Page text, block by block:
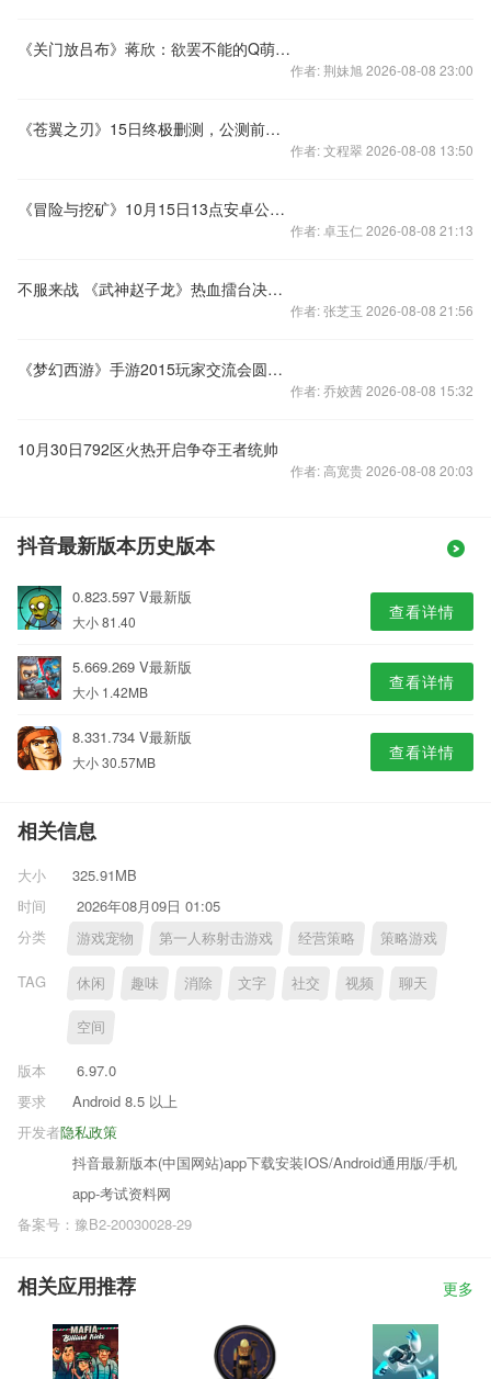
《关门放吕布》蒋欣：欲罢不能的Q萌手游
作者: 荆妹旭 2026-08-08 23:00
《苍翼之刃》15日终极删测，公测前的最后一波大福利
作者: 文程翠 2026-08-08 13:50
《冒险与挖矿》10月15日13点安卓公测20区开服公告
作者: 卓玉仁 2026-08-08 21:13
不服来战 《武神赵子龙》热血擂台决出纯爷们儿
作者: 张芝玉 2026-08-08 21:56
《梦幻西游》手游2015玩家交流会圆满结束
作者: 乔姣茜 2026-08-08 15:32
10月30日792区火热开启争夺王者统帅
作者: 高宽贵 2026-08-08 20:03
抖音最新版本历史版本
0.823.597 V最新版
大小 81.40 查看详情
5.669.269 V最新版
大小 1.42MB 查看详情
8.331.734 V最新版
大小 30.57MB 查看详情
相关信息
大小
325.91MB
时间
2026年08月09日 01:05
分类
游戏宠物 第一人称射击游戏 经营策略 策略游戏
TAG 休闲 趣味 消除 文字 社交 视频 聊天
空间
版本
6.97.0
要求
Android 8.5 以上
隐私政策
开发者
抖音最新版本(中国网站)app下载安装IOS/Android通用版/手机
app-考试资料网
备案号：豫B2-20030028-29
相关应用推荐 更多